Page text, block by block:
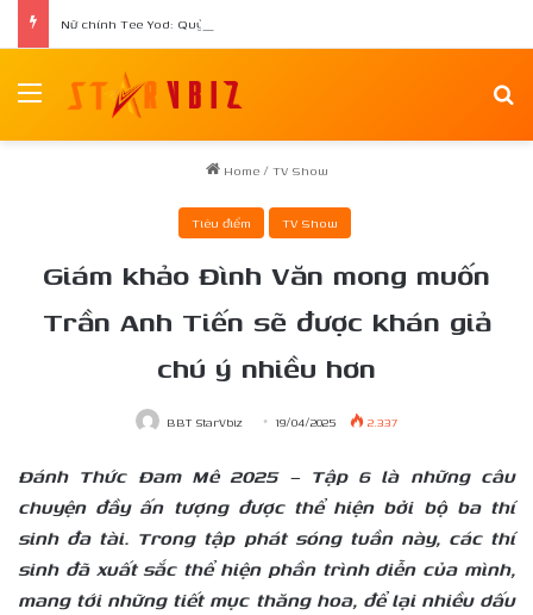
Menu
Home / TV Show
Tiêu điểm TV Show
Giám khảo Đình Văn mong muốn
Trần Anh Tiến sẽ được khán giả
chú ý nhiều hơn
BBT StarVbiz 19/04/2025 2.337
Đánh Thức Đam Mê 2025 – Tập 6 là những câu
chuyện đầy ấn tượng được thể hiện bởi bộ ba thí
sinh đa tài. Trong tập phát sóng tuần này, các thí
sinh đã xuất sắc thể hiện phần trình diễn của mình,
mang tới những tiết mục thăng hoa, để lại nhiều dấu